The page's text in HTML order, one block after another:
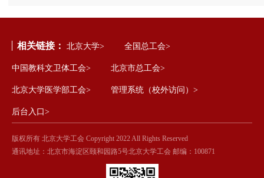
相关链接： 北京大学> 全国总工会>
中国教科文卫体工会> 北京市总工会>
北京大学医学部工会> 管理系统（校外访问）>
后台入口>
版权所有 北京大学工会 Copyright 2022 All Rights Reserved
通讯地址：北京市海淀区颐和园路5号北京大学工会 邮编：100871